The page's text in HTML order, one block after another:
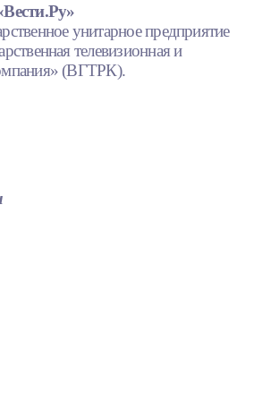
унитарное предприятие
телевизионная и
(ВГТРК).